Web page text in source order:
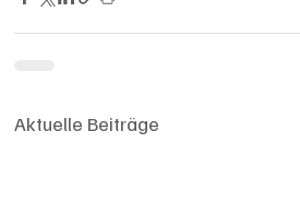
Aktuelle Beiträge